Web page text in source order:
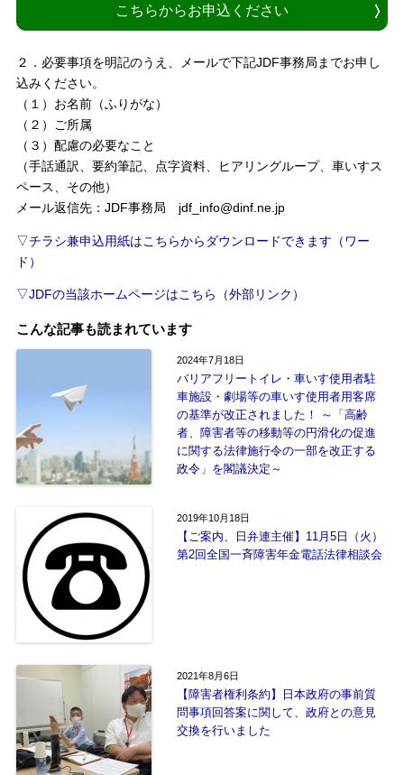
こちらからお申込ください
２．必要事項を明記のうえ、メールで下記JDF事務局までお申し
込みください。
（１）お名前（ふりがな）
（２）ご所属
（３）配慮の必要なこと
（手話通訳、要約筆記、点字資料、ヒアリングループ、車いすス
ペース、その他）
メール返信先：JDF事務局 jdf_info@dinf.ne.jp
▽チラシ兼申込用紙はこちらからダウンロードできます（ワー
ド）
▽JDFの当該ホームページはこちら（外部リンク）
こんな記事も読まれています
2024年7月18日
バリアフリートイレ・車いす使用者駐
車施設・劇場等の車いす使用者用客席
の基準が改正されました！ ～「高齢
者、障害者等の移動等の円滑化の促進
に関する法律施行令の一部を改正する
政令」を閣議決定～
2019年10月18日
【ご案内、日弁連主催】11月5日（火）
第2回全国一斉障害年金電話法律相談会
2021年8月6日
【障害者権利条約】日本政府の事前質
問事項回答案に関して、政府との意見
交換を行いました